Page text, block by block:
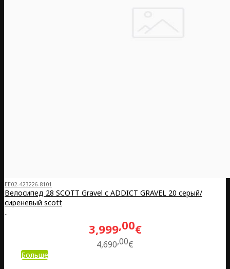
EE02-423226-8101
Велосипед 28 SCOTT Gravel с ADDICT GRAVEL 20 серый/
сиреневый scott
..
3,999 00€
4,690 00€
Больше